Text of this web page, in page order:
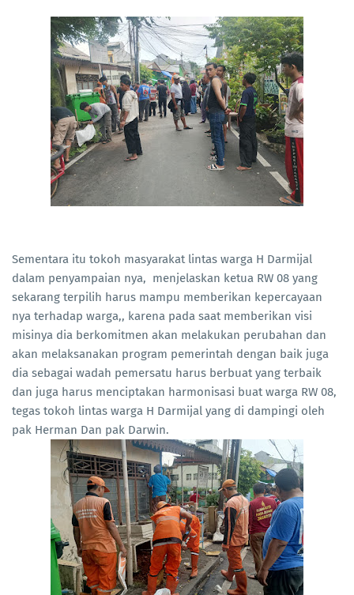
Sementara itu tokoh masyarakat lintas warga H Darmijal
dalam penyampaian nya, menjelaskan ketua RW 08 yang
sekarang terpilih harus mampu memberikan kepercayaan
nya terhadap warga,, karena pada saat memberikan visi
misinya dia berkomitmen akan melakukan perubahan dan
akan melaksanakan program pemerintah dengan baik juga
dia sebagai wadah pemersatu harus berbuat yang terbaik
dan juga harus menciptakan harmonisasi buat warga RW 08,
tegas tokoh lintas warga H Darmijal yang di dampingi oleh
pak Herman Dan pak Darwin.